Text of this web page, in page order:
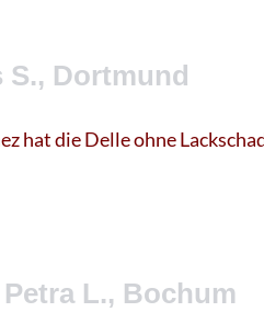
Dortmund
hat die Delle ohne
L., Bochum